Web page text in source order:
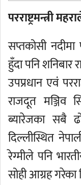
परराष्ट्रमन्त्री
सप्तकोसी
हुँदा पनि
उपप्रधान एवं
राजदूत मञ्जिव
ब्यारेजका सबै
दिल्लीस्थित
रेग्मीले पनि
सोही आग्रह गरेका